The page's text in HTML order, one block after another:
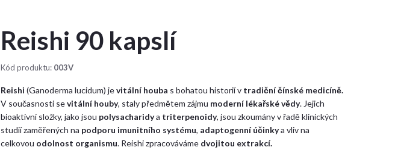
Reishi 90 kapslí
Kód produktu: 003V
Reishi (Ganoderma lucidum) jevitální houba s bohatou historií v tradiční čínské medicíně.
V současnosti sevitální houby, staly předmětem zájmu moderní lékařské vědy. Jejich
bioaktivní složky, jako jsou polysacharidya triterpenoidy, jsou zkoumány v řadě klinických
studií zaměřených na podporu imunitního systému, adaptogenní účinkya vliv na
celkovou odolnost organismu. Reishi zpracováváme dvojitou extrakcí.